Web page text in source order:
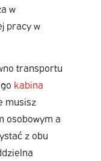
w
pracy w
transportu
kabina
musisz
osobowym a
z obu